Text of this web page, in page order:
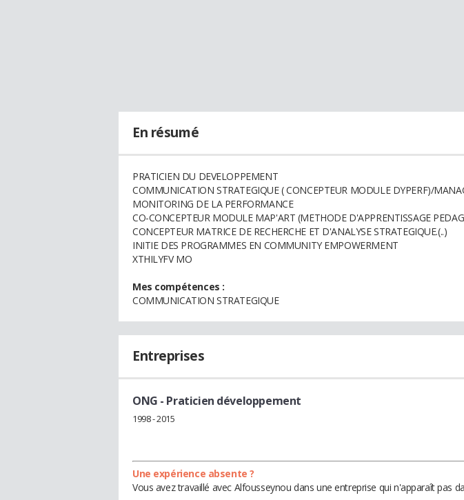
En résumé
PRATICIEN DU DEVELOPPEMENT
COMMUNICATION STRATEGIQUE ( CONCEPTEUR MODULE DYPERF)/
MONITORING DE LA PERFORMANCE
CO-CONCEPTEUR MODULE MAP'ART (METHODE D'APPRENTISSAGE
CONCEPTEUR MATRICE DE RECHERCHE ET D'ANALYSE STRATEGIQUE.(..)
INITIE DES PROGRAMMES EN COMMUNITY EMPOWERMENT
XTHILYFV MO
Mes compétences :
COMMUNICATION STRATEGIQUE
Entreprises
ONG - Praticien développement
1998 - 2015
Une expérience absente ?
Vous avez travaillé avec Alfousseynou dans une entreprise qui n'apparaît pas